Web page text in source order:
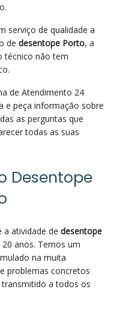
serviço de qualidade a
de desentope Porto, a
técnico não tem
de Atendimento 24
e peça informação sobre
as perguntas que
todas as suas
Desentope
a atividade de desentope
anos. Temos um
na muita
problemas concretos
a todos os